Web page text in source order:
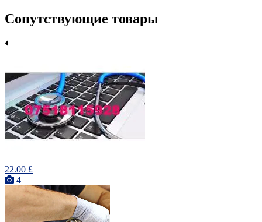
Сопутствующие товары
22.00 £
4